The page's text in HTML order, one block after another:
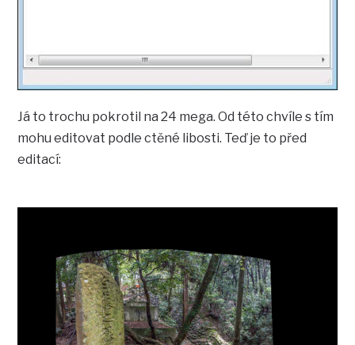
Já to trochu pokrotil na 24 mega. Od této chvíle s tím
mohu editovat podle ctěné libosti. Teď je to před
editací: